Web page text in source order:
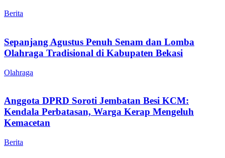
Berita
Sepanjang Agustus Penuh Senam dan Lomba
Olahraga Tradisional di Kabupaten Bekasi
Olahraga
Anggota DPRD Soroti Jembatan Besi KCM:
Kendala Perbatasan, Warga Kerap Mengeluh
Kemacetan
Berita